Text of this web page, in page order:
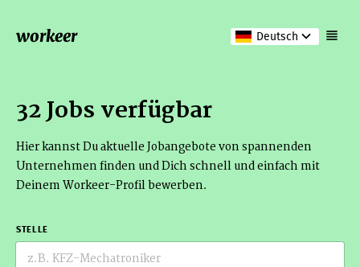
workeer Deutsch
32 Jobs verfügbar
Hier kannst Du aktuelle Jobangebote von spannenden
Unternehmen finden und Dich schnell und einfach mit
Deinem Workeer-Profil bewerben.
STELLE